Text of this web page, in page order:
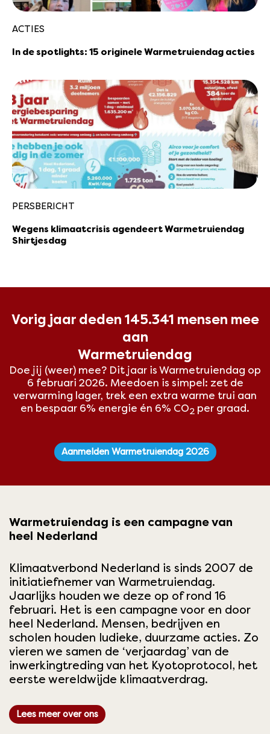
ACTIES
In de spotlights: 15 originele Warmetruiendag acties
PERSBERICHT
Wegens klimaatcrisis agendeert Warmetruiendag
Shirtjesdag
Vorig jaar deden 145.341 mensen mee
aan
Warmetruiendag
Doe jij (weer) mee? Dit jaar is Warmetruiendag op
6 februari 2026. Meedoen is simpel: zet de
verwarming lager, trek een extra warme trui aan
en bespaar 6% energie én 6% CO2 per graad.
Aanmelden Warmetruiendag 2026
Warmetruiendag is een campagne van
heel Nederland
Klimaatverbond Nederland is sinds 2007 de
initiatiefnemer van Warmetruiendag.
Jaarlijks houden we deze op of rond 16
februari. Het is een campagne voor en door
heel Nederland. Mensen, bedrijven en
scholen houden ludieke, duurzame acties. Zo
vieren we samen de ‘verjaardag’ van de
inwerkingtreding van het Kyotoprotocol, het
eerste wereldwijde klimaatverdrag.
Lees meer over ons